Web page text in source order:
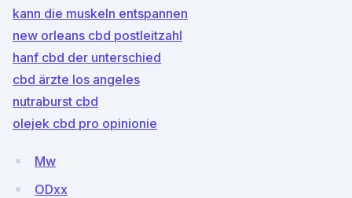
kann die muskeln entspannen
new orleans cbd postleitzahl
hanf cbd der unterschied
cbd ärzte los angeles
nutraburst cbd
olejek cbd pro opinionie
Mw
ODxx